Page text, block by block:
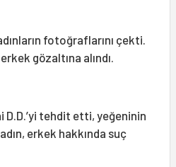
fotoğraflarını çekti.
gözaltına alındı.
D.D.’yi tehdit etti, yeğeninin
erkek hakkında suç